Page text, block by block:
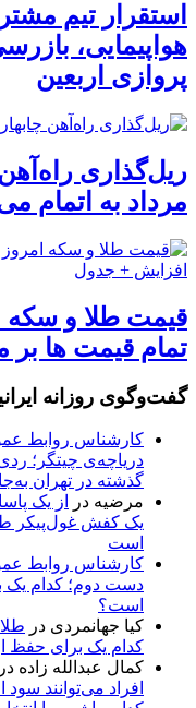
استقرار تیم
هواپیمایی،
پروازی اربعین
ریل‌گذاری راه‌آهن
مرداد به اتمام
تمام قیمت ها
گفت‌وگوی روزانه
کارشناس روابط
دریاچه‌ی چیتگر؛
گذشته در تهران
مرضیه در
از یک
یک کفش غول‌پیکر
است
کارشناس روابط
دست دوم؛ کدام یک
است؟
کیا جهانمردی در
کدام یک برای حفظ
کمال عبدالله زاده در